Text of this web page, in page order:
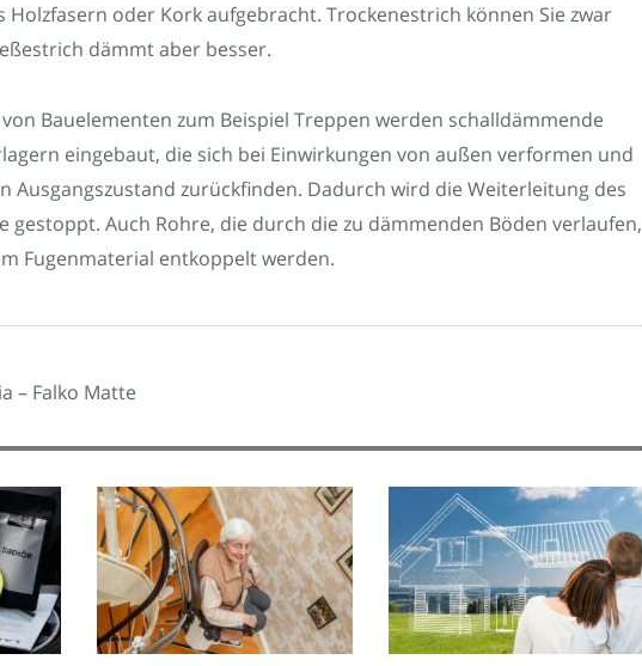
Holzfasern oder Kork aufgebracht. Trockenestrich können Sie zwar
dämmt aber besser.
Bauelementen zum Beispiel Treppen werden schalldämmende
eingebaut, die sich bei Einwirkungen von außen verformen und
Ausgangszustand zurückfinden. Dadurch wird die Weiterleitung des
gestoppt. Auch Rohre, die durch die zu dämmenden Böden verlaufen,
Fugenmaterial entkoppelt werden.
– Falko Matte